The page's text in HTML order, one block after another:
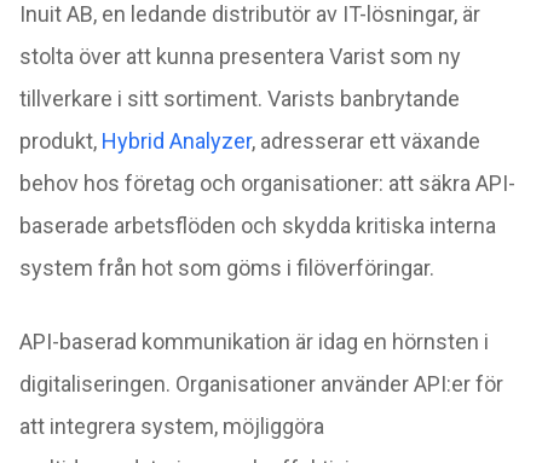
Inuit AB, en ledande distributör av IT-lösningar, är
stolta över att kunna presentera Varist som ny
tillverkare i sitt sortiment. Varists banbrytande
produkt, Hybrid Analyzer, adresserar ett växande
behov hos företag och organisationer: att säkra API-
baserade arbetsflöden och skydda kritiska interna
system från hot som göms i filöverföringar.
API-baserad kommunikation är idag en hörnsten i
digitaliseringen. Organisationer använder API:er för
att integrera system, möjliggöra